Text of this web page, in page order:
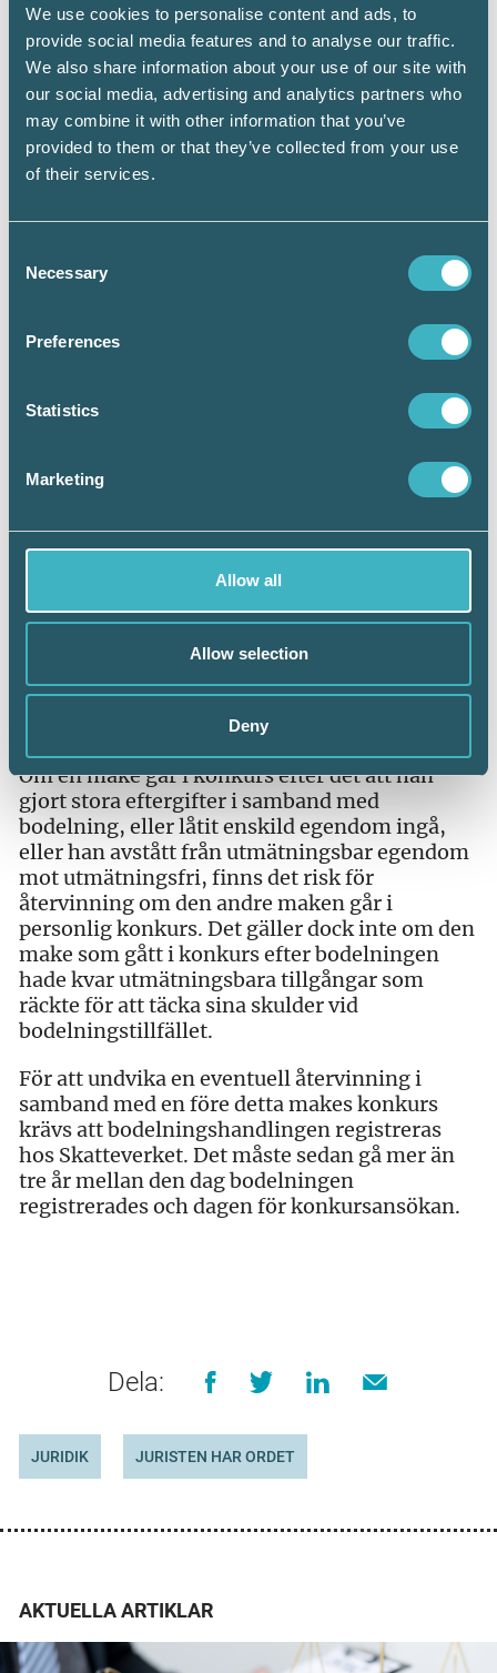
We use cookies to personalise content and ads, to
provide social media features and to analyse our traffic.
We also share information about your use of our site with
our social media, advertising and analytics partners who
may combine it with other information that you’ve
provided to them or that they’ve collected from your use
of their services.
Selection
Necessary
Preferences
Statistics
Marketing
Allow all
Allow selection
Deny
Det kan också vara så att makarna har skrivit
ett äktenskapsförord om enskild egendom
som vid skilsmässa visar sig ofördelaktigt för
den ene maken. Men för jämkning på denna
grund krävs i princip att den ene maken annars
blir mer eller mindre lottlös vid skilsmässan.
högt att en skattepliktig kapitalvinst skulle
uppstå vid en försäljning, bör den som övertar
att han eller hon i framtiden får betala hela
kapitalvinstskatten. Någon avräkning för det
som betalas till andre maken vid bodelningen
får inte göras vid den framtida
belastad med en latent skatteskuld. Detsamma
gäller givetvis även annan egendom där en
framtida försäljning.
Ansvar för makes skulder
Reglerna om hälftendelning vid en bodelning
behöver makarna inte följa. Men om reglerna
inte följs riskerar den make som har fått mer
än lagen föreskriver att få svara för den andre
Om en make går i konkurs efter det att han
gjort stora eftergifter i samband med
bodelning, eller låtit enskild egendom ingå,
eller han avstått från utmätningsbar egendom
mot utmätningsfri, finns det risk för
återvinning om den andre maken går i
personlig konkurs. Det gäller dock inte om den
make som gått i konkurs efter bodelningen
hade kvar utmätningsbara tillgångar som
räckte för att täcka sina skulder vid
bodelningstillfället.
För att undvika en eventuell återvinning i
samband med en före detta makes konkurs
krävs att bodelningshandlingen registreras
hos Skatteverket. Det måste sedan gå mer än
tre år mellan den dag bodelningen
registrerades och dagen för konkursansökan.
Dela:
JURIDIK JURISTEN HAR ORDET
AKTUELLA ARTIKLAR